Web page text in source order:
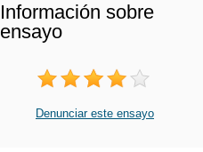
Información sobre
ensayo
Denunciar este ensayo